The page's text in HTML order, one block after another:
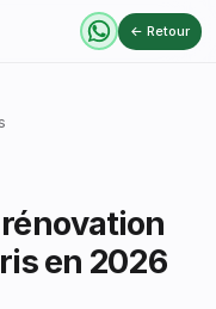
← Retour
en 2026